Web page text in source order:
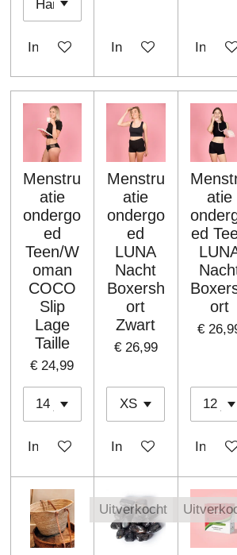
In winkelwagenIn winkelwagenIn
Menstru
atie
ondergo
ed
Teen/W
oman
COCO
Slip
Lage
Taille
€ 24,99
In winkelwagen
Menstru
atie
ondergo
ed
LUNA
Nacht
Boxersh
ort
Zwart
€ 26,99
In winkelwagen
atie
ed
ort
€
In
Uitverkocht